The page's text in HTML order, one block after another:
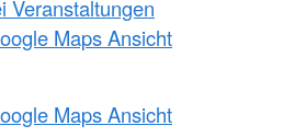
Veranstaltungen
Maps Ansicht
Maps Ansicht